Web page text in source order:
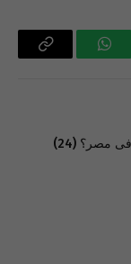
واتساب Copy
مصر؟ (24)